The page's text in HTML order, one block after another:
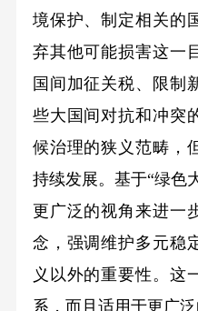
境保护、制定相关的
弃其他可能损害这一
国间加征关税、限制
些大国间对抗和冲突
候治理的狭义范畴，
持续发展。基于“绿色
更广泛的视角来进一
念，强调维护多元稳
义以外的重要性。这
系，而且适用于更广